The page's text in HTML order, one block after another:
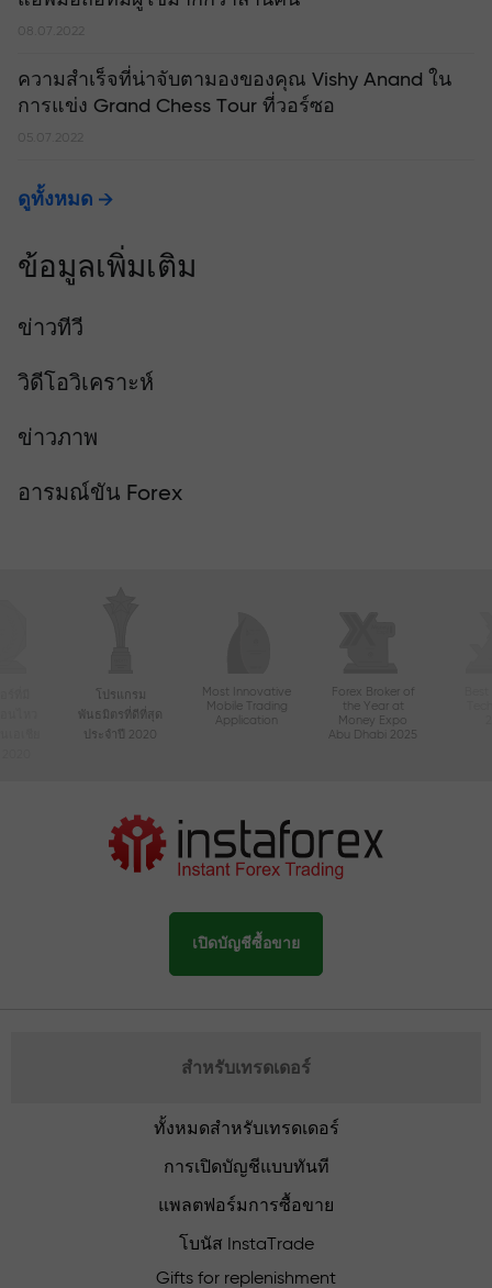
08.07.2022
ความสำเร็จที่น่าจับตามองของคุณ Vishy Anand ใน
การแข่ง Grand Chess Tour ที่วอร์ซอ
ดูทั้งหมด
ข้อมูลเพิ่มเติม
ข่าวทีวี
วิดีโอวิเคราะห์
ข่าวภาพ
อารมณ์ขัน Forex
โปรแกรม
พันธมิตรที่ดีที่สุด
ประจำปี 2020
Most Innovative
Mobile Trading
Application
Forex Broker of
the Year at
Money Expo
Abu Dhabi 2025
เปิดบัญชีซื้อขาย
สำหรับเทรดเดอร์
ทั้งหมดสำหรับเทรดเดอร์
การเปิดบัญชีแบบทันที
แพลตฟอร์มการซื้อขาย
โบนัส InstaTrade
Gifts for replenishment